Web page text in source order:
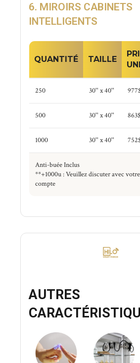
6. MIROIRS CABINETS
INTELLIGENTS
QUANTITÉ TAILLE
250 30'' x 40''
500 30'' x 40'' 863$
1000 30'' x 40''
Anti-buée Inclus
**+1000u : Veuillez discuter avec
compte
AUTRES